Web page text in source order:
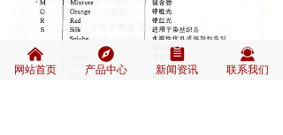
낀
网站首页
뀶
产品中心
뀳
新闻资讯
끤
联系我们